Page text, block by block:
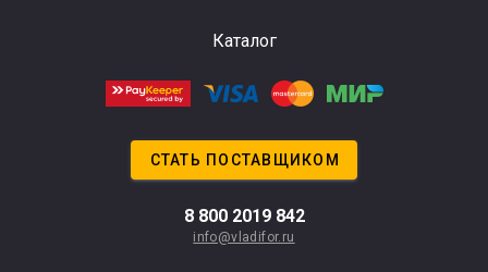
Каталог
СТАТЬ ПОСТАВЩИКОМ
8 800 2019 842
info@vladifor.ru